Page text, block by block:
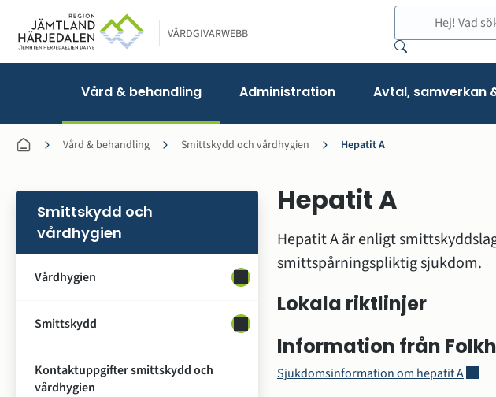
VÅRDGIVARWEBB
Vård & behandling Administration Avtal, samverkan
Vård & behandling Smittskydd och vårdhygien Hepatit A
Smittskydd och
vårdhygien
Vårdhygien Undersidor för Vårdhygien
Smittskydd Undersidor för Smittskydd
Kontaktuppgifter smittskydd och
vårdhygien
Hepatit A
Hepatit A är enligt
smittspårningspliktig sjukdom.
Lokala riktlinjer
Information från
Sjukdomsinformation om hepatit ALänk